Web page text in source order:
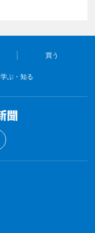
買う
学ぶ・知る